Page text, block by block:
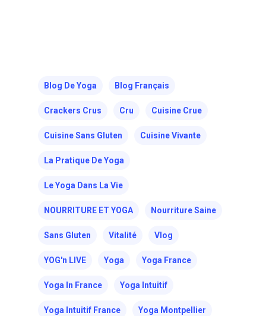
Blog De Yoga Blog Français
Crackers Crus Cru Cuisine Crue
Cuisine Sans Gluten Cuisine Vivante
La Pratique De Yoga
Le Yoga Dans La Vie
NOURRITURE ET YOGA Nourriture Saine
Sans Gluten Vitalité Vlog
YOG'n LIVE Yoga Yoga France
Yoga In France Yoga Intuitif
Yoga Intuitif France Yoga Montpellier